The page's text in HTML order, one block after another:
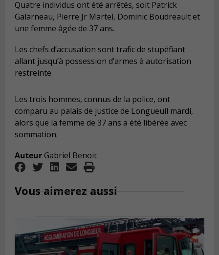
Quatre individus ont été arrêtés, soit Patrick
Galarneau, Pierre Jr Martel, Dominic Boudreault et
une femme âgée de 37 ans.
Les chefs d’accusation sont trafic de stupéfiant
allant jusqu’à possession d’armes à autorisation
restreinte.
Les trois hommes, connus de la police, ont
comparu au palais de justice de Longueuil mardi,
alors que la femme de 37 ans a été libérée avec
sommation.
Auteur Gabriel Benoit
Vous aimerez aussi